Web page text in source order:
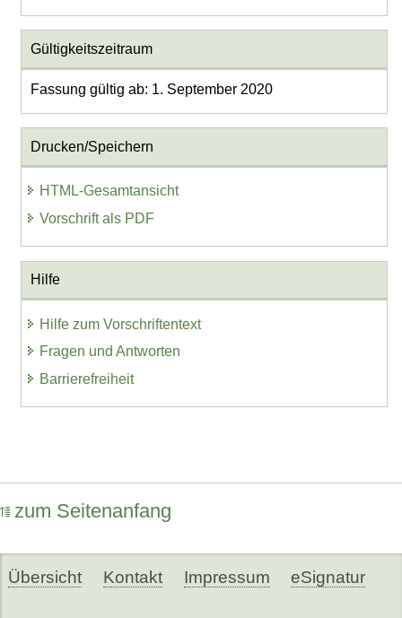
Gültigkeitszeitraum
Fassung gültig ab: 1. September 2020
Drucken/Speichern
HTML-Gesamtansicht
Vorschrift als PDF
Hilfe
Hilfe zum Vorschriftentext
Fragen und Antworten
Barrierefreiheit
zum Seitenanfang
Übersicht Kontakt Impressum eSignatur